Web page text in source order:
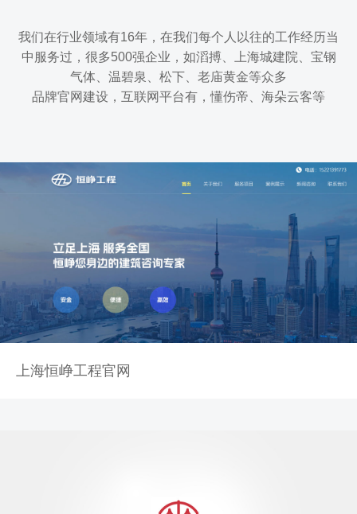
我们在行业领域有16年，在我们每个人以往的工作经历当
中服务过，很多500强企业，如滔搏、上海城建院、宝钢
气体、温碧泉、松下、老庙黄金等众多
品牌官网建设，互联网平台有，懂伤帝、海朵云客等
上海恒峥工程官网